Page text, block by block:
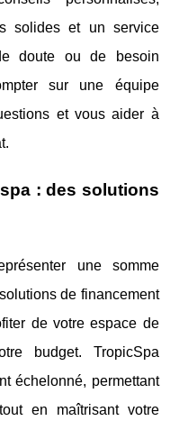
solides et un service
doute ou de besoin
sur une équipe
et vous aider à
: des solutions
une somme
de financement
de votre espace de
budget. TropicSpa
échelonné, permettant
en maîtrisant votre